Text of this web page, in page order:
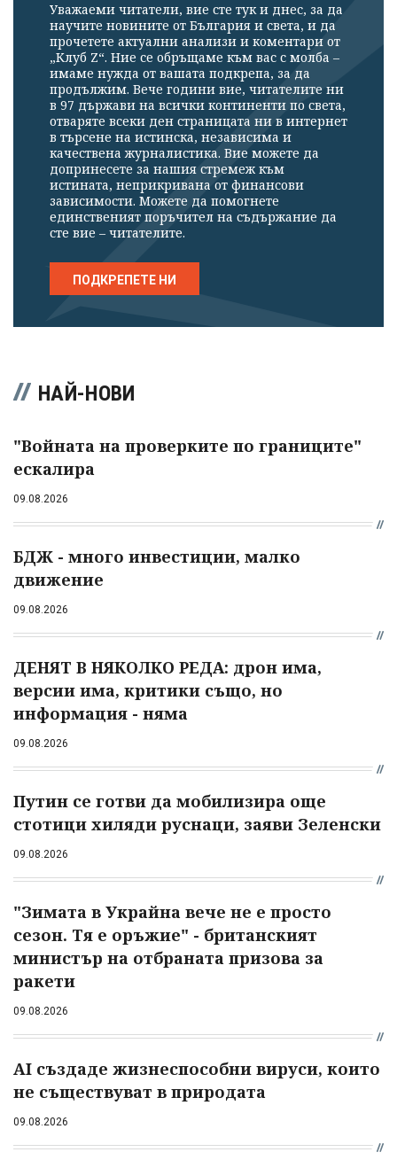
Уважаеми читатели, вие сте тук и днес, за да
научите новините от България и света, и да
прочетете актуални анализи и коментари от
„Клуб Z“. Ние се обръщаме към вас с молба –
имаме нужда от вашата подкрепа, за да
продължим. Вече години вие, читателите ни
в 97 държави на всички континенти по света,
отваряте всеки ден страницата ни в интернет
в търсене на истинска, независима и
качествена журналистика. Вие можете да
допринесете за нашия стремеж към
истината, неприкривана от финансови
зависимости. Можете да помогнете
единственият поръчител на съдържание да
сте вие – читателите.
ПОДКРЕПЕТЕ НИ
НАЙ-НОВИ
"Войната на проверките по границите"
ескалира
09.08.2026
БДЖ - много инвестиции, малко
движение
09.08.2026
ДЕНЯТ В НЯКОЛКО РЕДА: дрон има,
версии има, критики също, но
информация - няма
09.08.2026
Путин се готви да мобилизира още
стотици хиляди руснаци, заяви Зеленски
09.08.2026
"Зимата в Украйна вече не е просто
сезон. Тя е оръжие" - британският
министър на отбраната призова за
ракети
09.08.2026
AI създаде жизнеспособни вируси, които
не съществуват в природата
09.08.2026